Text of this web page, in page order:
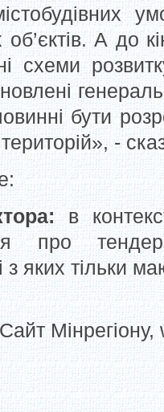
об’єктів. А до
схеми
бути
-
в
про
з яких тільки
Сайт